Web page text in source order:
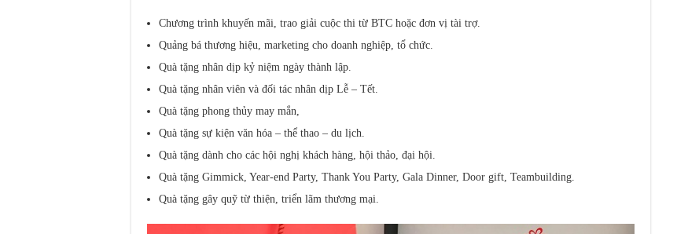
Chương trình khuyến mãi, trao giải cuộc thi từ BTC hoặc đơn vị tài trợ.
Quảng bá thương hiệu, marketing cho doanh nghiệp, tổ chức.
Quà tặng nhân dịp kỷ niệm ngày thành lập.
Quà tặng nhân viên và đối tác nhân dịp Lễ – Tết.
Quà tặng phong thủy may mắn,
Quà tặng sự kiện văn hóa – thể thao – du lịch.
Quà tặng dành cho các hội nghị khách hàng, hội thảo, đại hội.
Quà tặng Gimmick, Year-end Party, Thank You Party, Gala Dinner, Door gift, Teambuilding.
Quà tặng gây quỹ từ thiện, triển lãm thương mại.